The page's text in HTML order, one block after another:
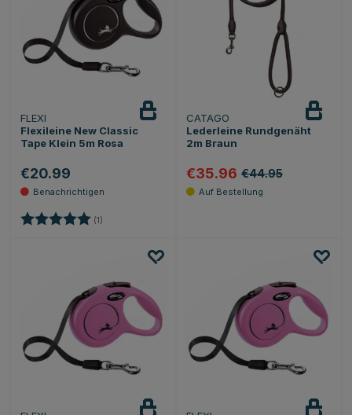
FLEXI
Flexileine New Classic
Tape Klein 5m Rosa
€20.99
Bewertung: (1)
CATAGO
Lederleine Rundgenäht
2m Braun
€35.96 €44.95